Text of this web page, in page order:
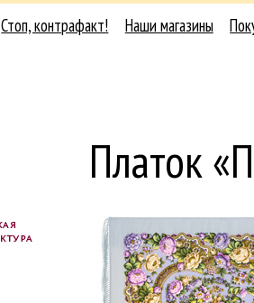
Стоп, контрафакт! Наши магазины
Платок